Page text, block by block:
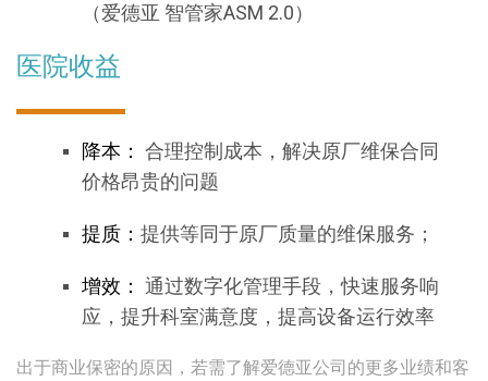
（爱德亚 智管家ASM 2.0）
医院收益
降本： 合理控制成本，解决原厂维保合同
价格昂贵的问题
提质： 提供等同于原厂质量的维保服务；
增效： 通过数字化管理手段，快速服务响
应，提升科室满意度，提高设备运行效率
出于商业保密的原因，若需了解爱德亚公司的更多业绩和客